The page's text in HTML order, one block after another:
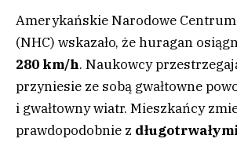
Amerykańskie Narodowe
(NHC) wskazało, że huragan
280 km/h. Naukowcy
przyniesie ze sobą gwałtowne
i gwałtowny wiatr. Mieszkańcy
prawdopodobnie z